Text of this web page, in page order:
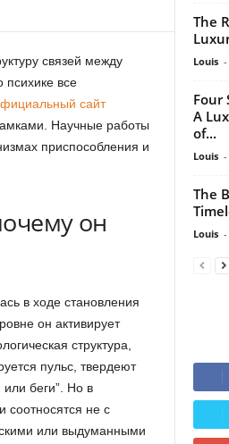
связей между
все
сайт
Научные работы
приспособления и
он
в ходе становления
он активирует
структура,
пульс, твердеют
беги”. Но в
не с
или выдуманными
The
Louis -
Four
A
of...
Louis -
The
Louis -